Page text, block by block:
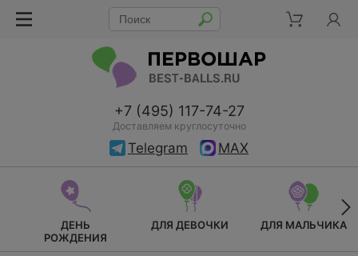
+7 (495) 117-74-27
Доставляем круглосуточно
Telegram MAX
ДЕНЬ
РОЖДЕНИЯ
ДЛЯ ДЕВОЧКИ ДЛЯ МАЛЬЧИКА